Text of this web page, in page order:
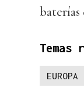
baterías
Temas
EUROPA